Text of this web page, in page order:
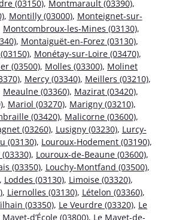
(03150), Montmarault (03390),
, Montilly (03000), Monteignet-sur-
Montcombroux-les-Mines (03130),
, Montaiguët-en-Forez (03130),
, Monétay-sur-Loire (03470),
(03500), Molles (03300), Molinet
, Mercy (03340), Meillers (03210),
Meaulne (03360), Mazirat (03420),
, Mariol (03270), Marigny (03210),
(03420), Malicorne (03600),
(03260), Lusigny (03230), Lurcy-
(03130), Louroux-Hodement (03190),
, Louroux-de-Beaune (03600),
(03350), Louchy-Montfand (03500),
Loddes (03130), Limoise (03320),
, Liernolles (03130), Lételon (03360),
(03350), Le Veurdre (03320), Le
Mayet-d’École (03800), Le Mayet-de-